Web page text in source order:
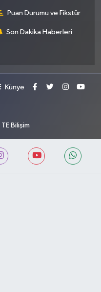
Puan Durumu ve Fikstür
Son Dakika Haberleri
Künye
TE Bilişim